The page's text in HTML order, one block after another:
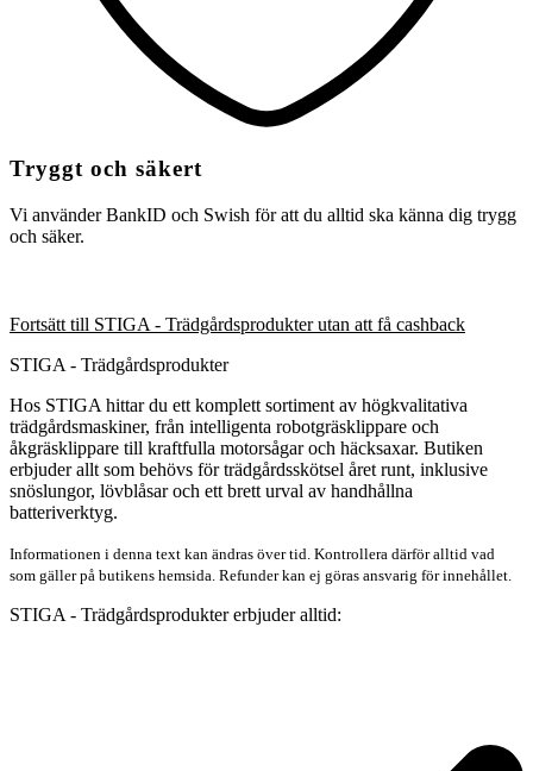
Tryggt och säkert
Vi använder BankID och Swish för att du alltid ska känna dig trygg
och säker.
Fortsätt till STIGA - Trädgårdsprodukter utan att få cashback
STIGA - Trädgårdsprodukter
Hos STIGA hittar du ett komplett sortiment av högkvalitativa
trädgårdsmaskiner, från intelligenta robotgräsklippare och
åkgräsklippare till kraftfulla motorsågar och häcksaxar. Butiken
erbjuder allt som behövs för trädgårdsskötsel året runt, inklusive
snöslungor, lövblåsar och ett brett urval av handhållna
batteriverktyg.
Informationen i denna text kan ändras över tid. Kontrollera därför alltid vad
som gäller på butikens hemsida. Refunder kan ej göras ansvarig för innehållet.
STIGA - Trädgårdsprodukter erbjuder alltid: